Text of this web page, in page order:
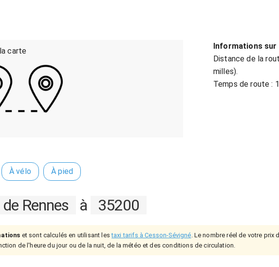
carte
Informations sur
Distance de la
milles).
Temps de route :
À vélo À pied
Rennes à 35200
et sont calculés en utilisant lestaxi tarifs à Cesson-Sévigné. Le nombre réel de votre prix
de l'heure du jour ou de la nuit, de la météo et des conditions de circulation.